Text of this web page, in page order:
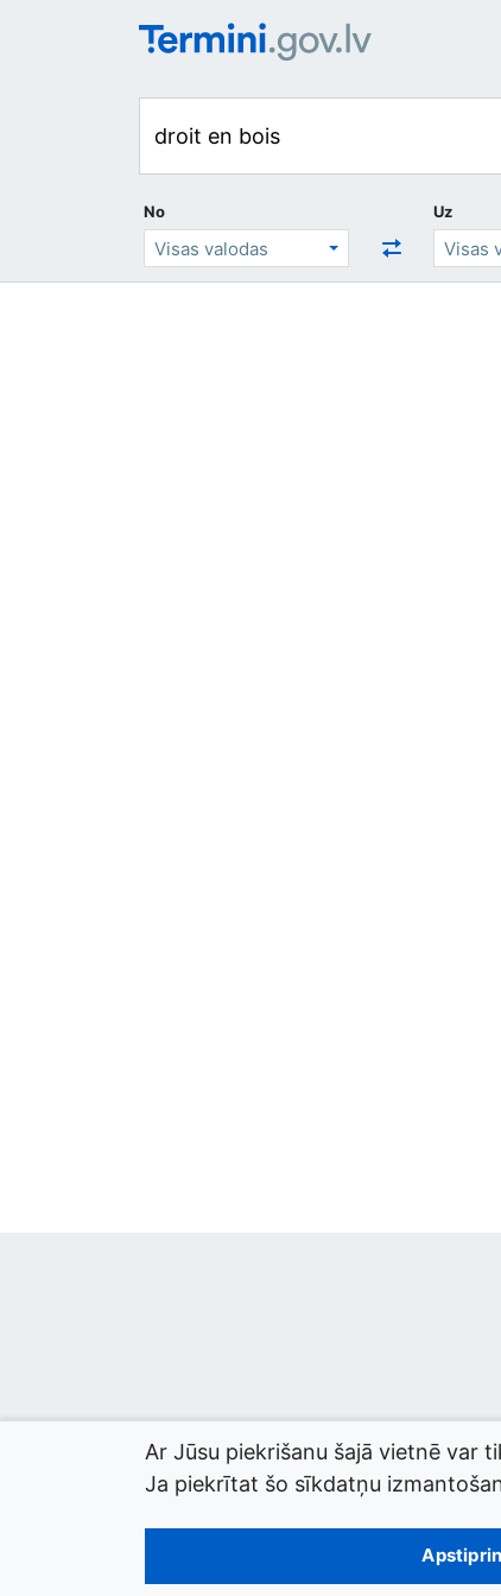
No Uz
© 2026 termini.gov.lv. Izstrādātājs:
Ar Jūsu piekrišanu šajā vietnē var
Ja piekrītat šo sīkdatņu